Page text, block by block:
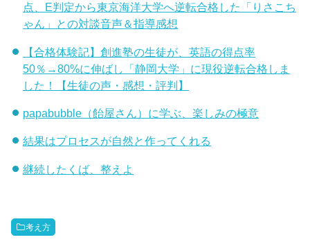
点、E判定から東京海洋大学へ逆転合格した「りさこち
ゃん」との対談音声＆指導感想
【合格体験記】創進塾の生徒が、英語の得点率
50％→80%に伸ばし「静岡大学」に現役逆転合格しま
した！【生徒の声・感想・評判】
papabubble（飴屋さん）に学ぶ、楽しみの極意
結果はプロセスが自然と作ってくれる
継続したくば、整えよ
考え方